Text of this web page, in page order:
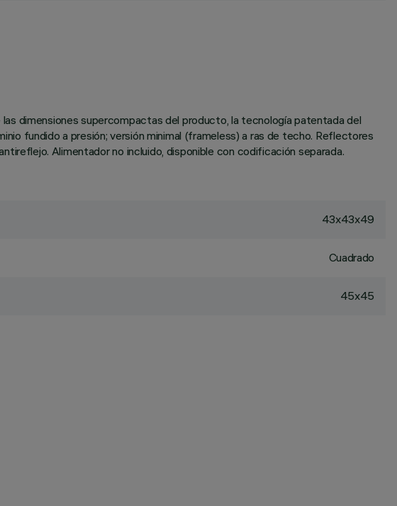
dimensiones supercompactas del producto, la tecnología patentada del
fundido a presión; versión minimal (frameless) a ras de techo. Reflectores
Alimentador no incluido, disponible con codificación separada.
43x43x49
Cuadrado
45x45